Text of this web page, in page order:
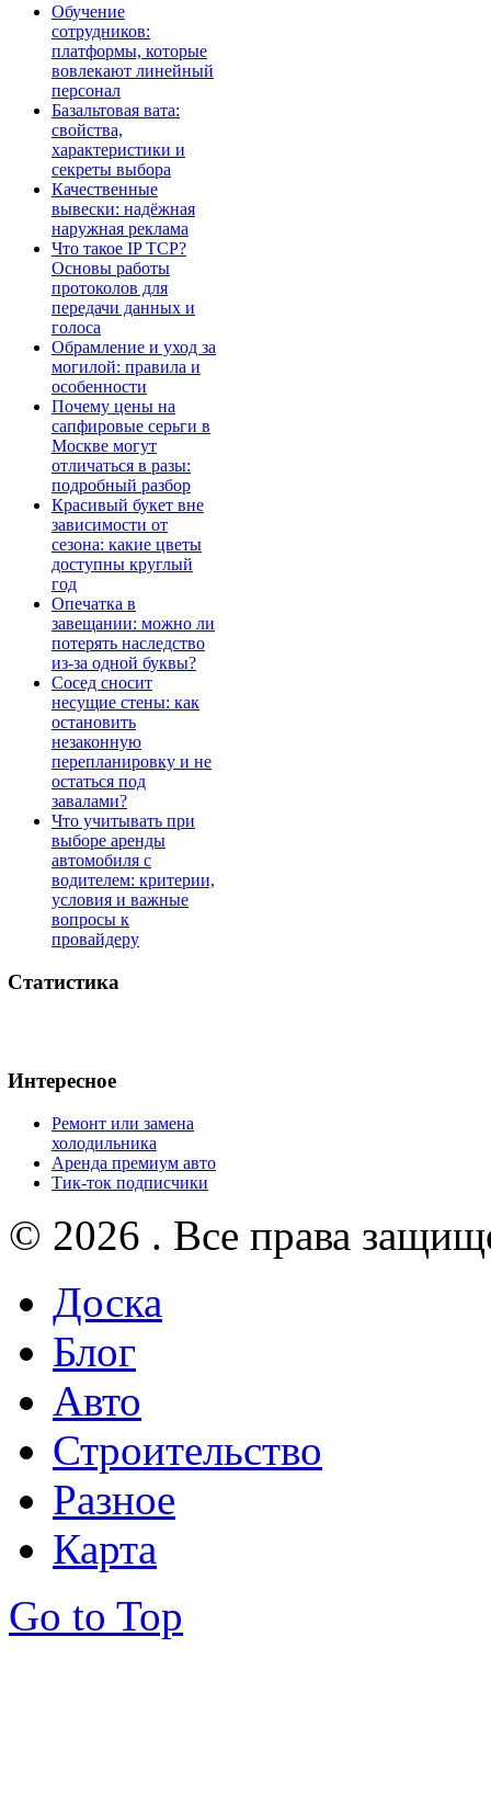
Обучение
сотрудников:
платформы, которые
вовлекают линейный
персонал
Базальтовая вата:
свойства,
характеристики и
секреты выбора
Качественные
вывески: надёжная
наружная реклама
Что такое IP TCP?
Основы работы
протоколов для
передачи данных и
голоса
Обрамление и уход за
могилой: правила и
особенности
Почему цены на
сапфировые серьги в
Москве могут
отличаться в разы:
подробный разбор
Красивый букет вне
зависимости от
сезона: какие цветы
доступны круглый
год
Опечатка в
завещании: можно ли
потерять наследство
из-за одной буквы?
Сосед сносит
несущие стены: как
остановить
незаконную
перепланировку и не
остаться под
завалами?
Что учитывать при
выборе аренды
автомобиля с
водителем: критерии,
условия и важные
вопросы к
провайдеру
Статистика
Интересное
Ремонт или замена
холодильника
Аренда премиум авто
Тик-ток подписчики
© 2026 . Все права
Доска
Блог
Авто
Строительство
Разное
Карта
Go to Top